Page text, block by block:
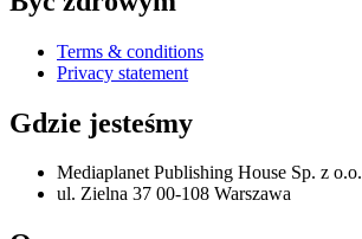
Terms & conditions
Privacy statement
Gdzie jesteśmy
Mediaplanet Publishing House Sp. z o.o.
ul. Zielna 37 00-108 Warszawa